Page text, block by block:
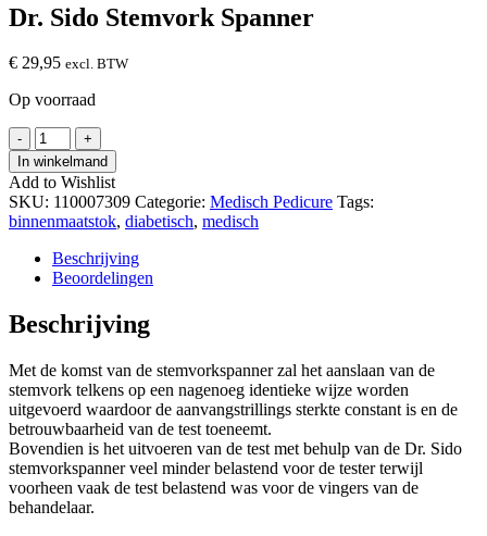
Dr. Sido Stemvork Spanner
€ 29,95 excl. BTW
Op voorraad
-
Dr.
Sido
Stemvork
Spanner
hoeveelheid
+
In winkelmand
Add to Wishlist
SKU: 110007309 Categorie: Medisch Pedicure Tags:
binnenmaatstok, diabetisch, medisch
Beschrijving
Beoordelingen
Beschrijving
Met de komst van de stemvorkspanner zal het aanslaan van de
stemvork telkens op een nagenoeg identieke wijze worden
uitgevoerd waardoor de aanvangstrillings sterkte constant is en de
betrouwbaarheid van de test toeneemt.
Bovendien is het uitvoeren van de test met behulp van de Dr. Sido
stemvorkspanner veel minder belastend voor de tester terwijl
voorheen vaak de test belastend was voor de vingers van de
behandelaar.